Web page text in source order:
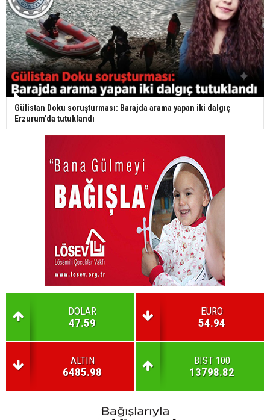
Gülistan Doku soruşturması: Barajda arama yapan iki dalgıç
Erzurum'da tutuklandı
DOLAR
47.59
EURO
54.94
ALTIN
6485.98
BIST 100
13798.82